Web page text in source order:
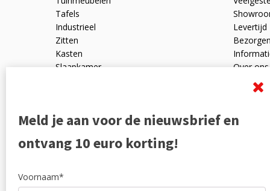
Tafels
Industrieel
Zitten
Kasten
Slaapkamer
Outlet
Levertijd
Bezorgen
Over ons
Ruilen
Meld je aan voor de nieuwsbrief en
ontvang 10 euro korting!
Voornaam*